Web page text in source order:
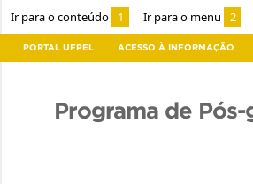
Ir para o conteúdo 1 Ir para o menu 2
PORTAL UFPEL ACESSO À INFORMAÇÃO
Programa de